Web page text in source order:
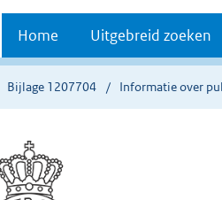
Home Uitgebreid zoeken
Bijlage 1207704 Informatie over